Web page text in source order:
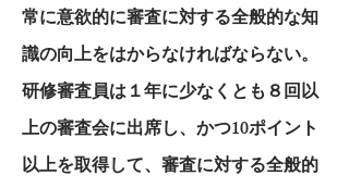
常に意欲的に審査に対する全般的な知
識の向上をはからなければならない。
研修審査員は１年に少なくとも８回以
上の審査会に出席し、かつ10ポイント
以上を取得して、審査に対する全般的